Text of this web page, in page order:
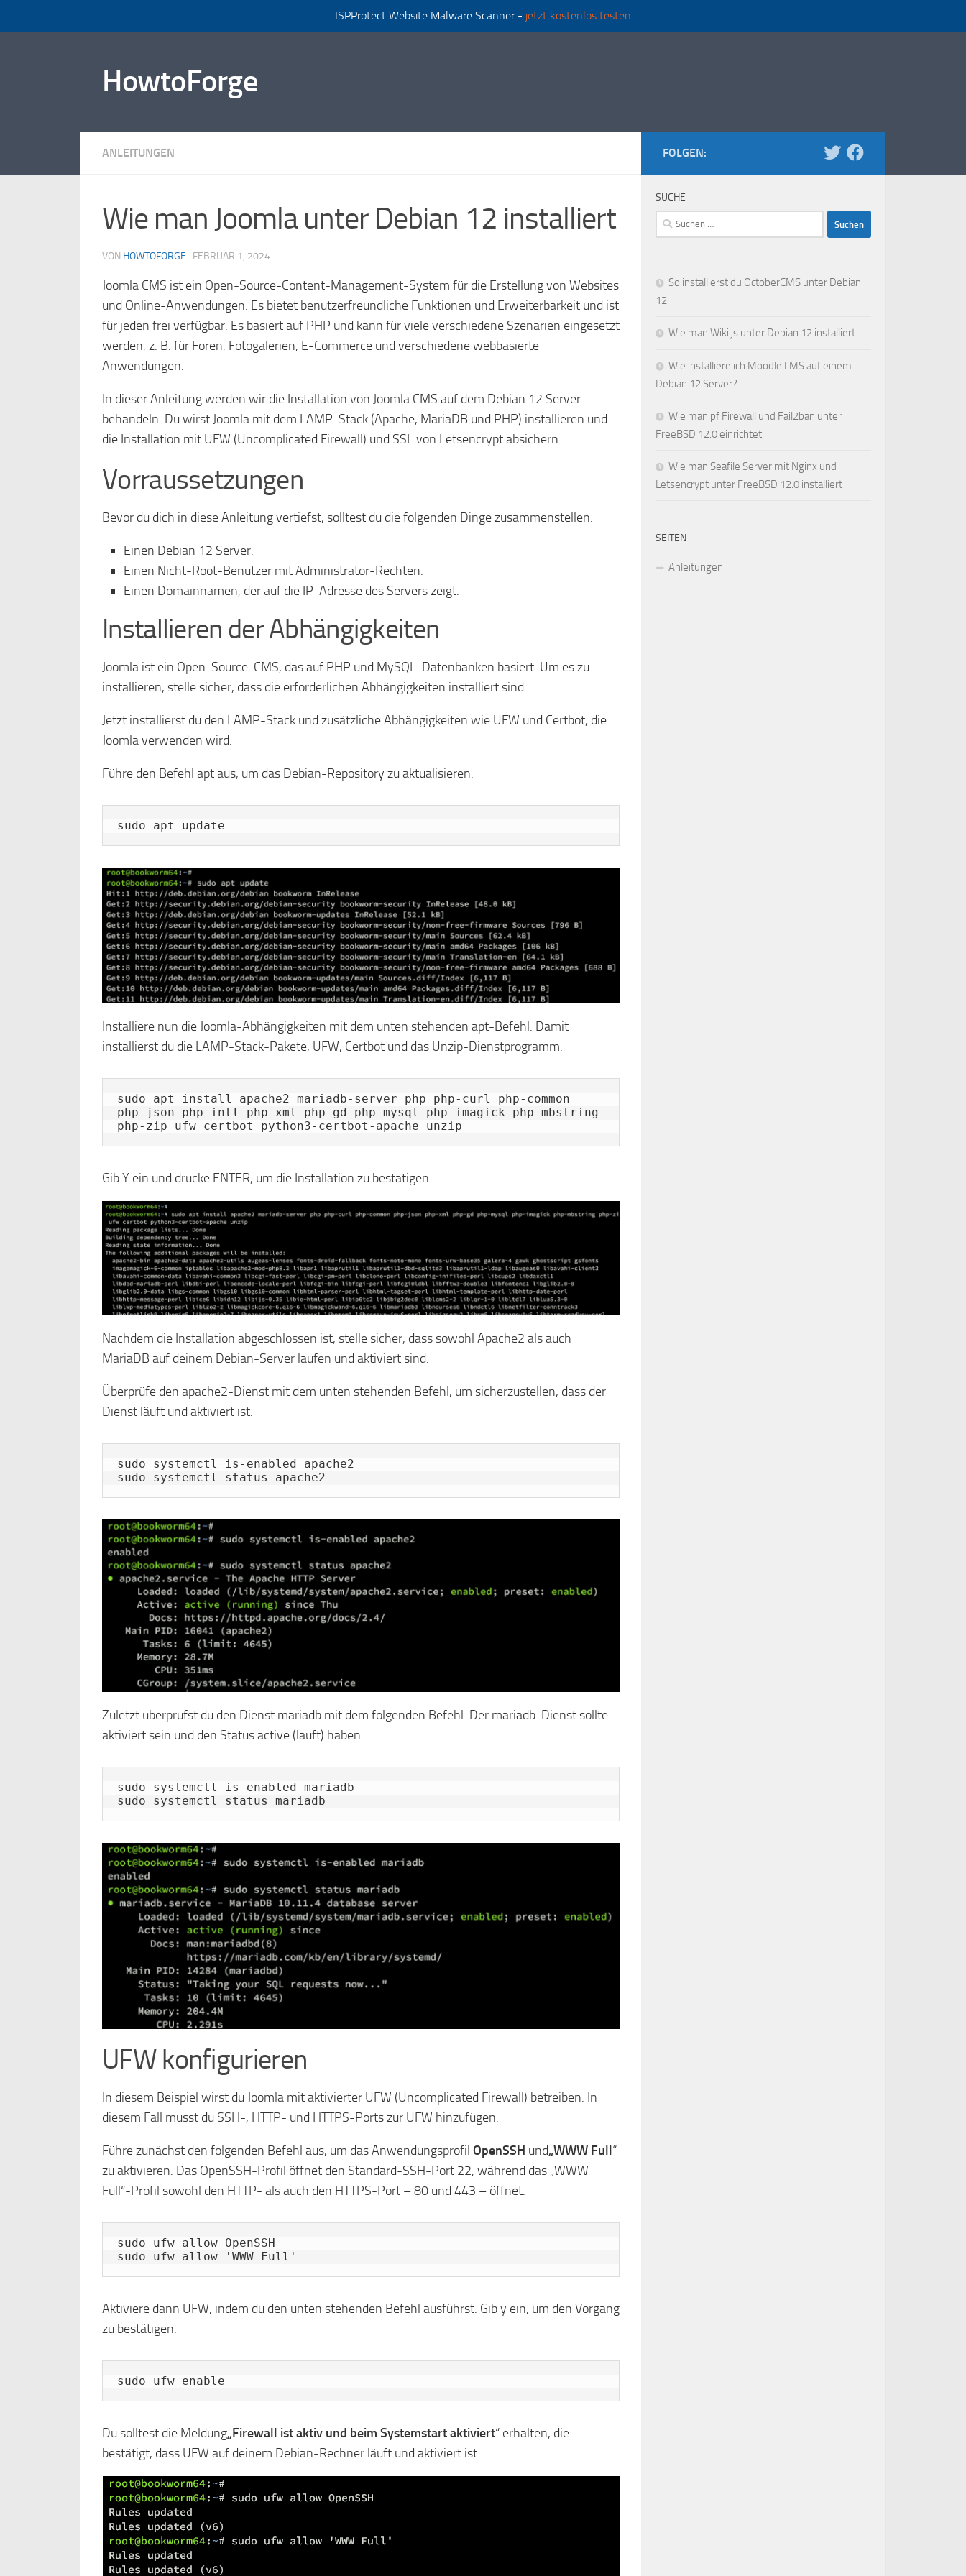
ISPProtect Website Malware Scanner - jetzt kostenlos testen
HowtoForge
ANLEITUNGEN
Wie man Joomla unter Debian 12 installiert
VON HOWTOFORGE · FEBRUAR 1, 2024
Joomla CMS ist ein Open-Source-Content-Management-System für die Erstellung von Websites
und Online-Anwendungen. Es bietet benutzerfreundliche Funktionen und Erweiterbarkeit und ist
für jeden frei verfügbar. Es basiert auf PHP und kann für viele verschiedene Szenarien eingesetzt
werden, z. B. für Foren, Fotogalerien, E-Commerce und verschiedene webbasierte
Anwendungen.
In dieser Anleitung werden wir die Installation von Joomla CMS auf dem Debian 12 Server
behandeln. Du wirst Joomla mit dem LAMP-Stack (Apache, MariaDB und PHP) installieren und
die Installation mit UFW (Uncomplicated Firewall) und SSL von Letsencrypt absichern.
Vorraussetzungen
Bevor du dich in diese Anleitung vertiefst, solltest du die folgenden Dinge zusammenstellen:
Einen Debian 12 Server.
Einen Nicht-Root-Benutzer mit Administrator-Rechten.
Einen Domainnamen, der auf die IP-Adresse des Servers zeigt.
Installieren der Abhängigkeiten
Joomla ist ein Open-Source-CMS, das auf PHP und MySQL-Datenbanken basiert. Um es zu
installieren, stelle sicher, dass die erforderlichen Abhängigkeiten installiert sind.
Jetzt installierst du den LAMP-Stack und zusätzliche Abhängigkeiten wie UFW und Certbot, die
Joomla verwenden wird.
Führe den Befehl apt aus, um das Debian-Repository zu aktualisieren.
sudo apt update
Installiere nun die Joomla-Abhängigkeiten mit dem unten stehenden apt-Befehl. Damit
installierst du die LAMP-Stack-Pakete, UFW, Certbot und das Unzip-Dienstprogramm.
sudo apt install apache2 mariadb-server php php-curl php-common
php-json php-intl php-xml php-gd php-mysql php-imagick php-mbstring
php-zip ufw certbot python3-certbot-apache unzip
Gib Y ein und drücke ENTER, um die Installation zu bestätigen.
Nachdem die Installation abgeschlossen ist, stelle sicher, dass sowohl Apache2 als auch
MariaDB auf deinem Debian-Server laufen und aktiviert sind.
Überprüfe den apache2-Dienst mit dem unten stehenden Befehl, um sicherzustellen, dass der
Dienst läuft und aktiviert ist.
sudo systemctl is-enabled apache2
sudo systemctl status apache2
Zuletzt überprüfst du den Dienst mariadb mit dem folgenden Befehl. Der mariadb-Dienst sollte
aktiviert sein und den Status active (läuft) haben.
sudo systemctl is-enabled mariadb
sudo systemctl status mariadb
UFW konfigurieren
In diesem Beispiel wirst du Joomla mit aktivierter UFW (Uncomplicated Firewall) betreiben. In
diesem Fall musst du SSH-, HTTP- und HTTPS-Ports zur UFW hinzufügen.
Führe zunächst den folgenden Befehl aus, um das Anwendungsprofil OpenSSH und„WWW Full“
zu aktivieren. Das OpenSSH-Profil öffnet den Standard-SSH-Port 22, während das „WWW
Full“-Profil sowohl den HTTP- als auch den HTTPS-Port – 80 und 443 – öffnet.
sudo ufw allow OpenSSH
sudo ufw allow 'WWW Full'
Aktiviere dann UFW, indem du den unten stehenden Befehl ausführst. Gib y ein, um den Vorgang
zu bestätigen.
sudo ufw enable
Du solltest die Meldung„Firewall ist aktiv und beim Systemstart aktiviert“ erhalten, die
bestätigt, dass UFW auf deinem Debian-Rechner läuft und aktiviert ist.
FOLGEN:
SUCHE
Suchen
nach:
So installierst du OctoberCMS unter Debian
12
Wie man Wiki.js unter Debian 12 installiert
Wie installiere ich Moodle LMS auf einem
Debian 12 Server?
Wie man pf Firewall und Fail2ban unter
FreeBSD 12.0 einrichtet
Wie man Seafile Server mit Nginx und
Letsencrypt unter FreeBSD 12.0 installiert
SEITEN
Anleitungen